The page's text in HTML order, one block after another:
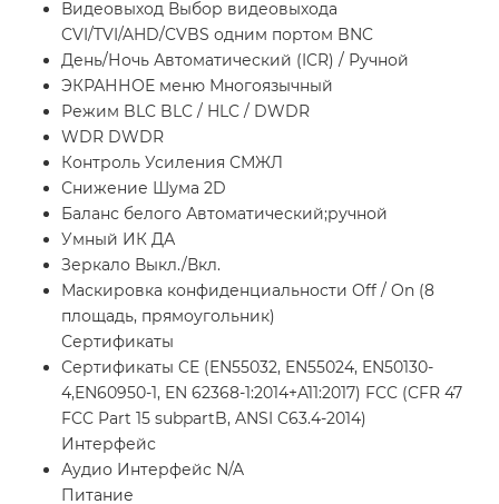
Видеовыход Выбор видеовыхода
CVI/TVI/AHD/CVBS одним портом BNC
День/Ночь Автоматический (ICR) / Ручной
ЭКРАННОЕ меню Многоязычный
Режим BLC BLC / HLC / DWDR
WDR DWDR
Контроль Усиления СМЖЛ
Снижение Шума 2D
Баланс белого Автоматический;ручной
Умный ИК ДА
Зеркало Выкл./Вкл.
Маскировка конфиденциальности Off / On (8
площадь, прямоугольник)
Сертификаты
Сертификаты CE (EN55032, EN55024, EN50130-
4,EN60950-1, EN 62368-1:2014+A11:2017) FCC (CFR 47
FCC Part 15 subpartB, ANSI C63.4-2014)
Интерфейс
Аудио Интерфейс N/A
Питание